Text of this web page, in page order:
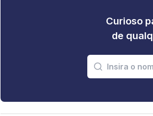
Curioso
de